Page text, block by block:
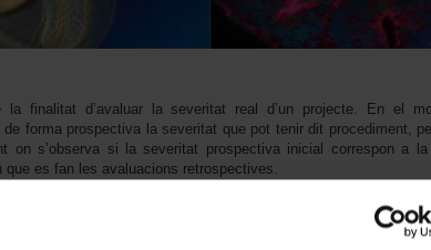
finalitat d’avaluar la severitat real d’un projecte. En el
forma prospectiva la severitat que pot tenir dit procediment,
on s’observa si la severitat prospectiva inicial correspon a la
es fan les avaluacions retrospectives.